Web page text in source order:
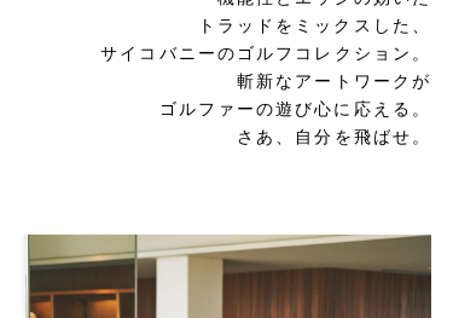
トラッドをミックスした、
サイコバニーのゴルフコレクション。
斬新なアートワークが
ゴルファーの遊び心に応える。
さあ、自分を飛ばせ。